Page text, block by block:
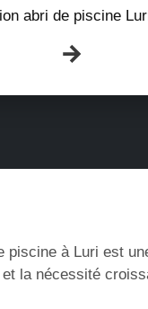
abri de piscine
piscine à Luri est
la nécessité